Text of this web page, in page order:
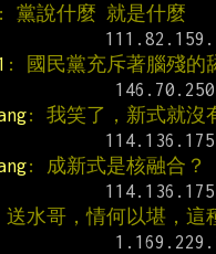
: 黨說什麼 就是什麼
: 國民黨充斥著腦殘的
: 我笑了，新式就沒
: 成新式是核融合？
水哥，情何以堪，這